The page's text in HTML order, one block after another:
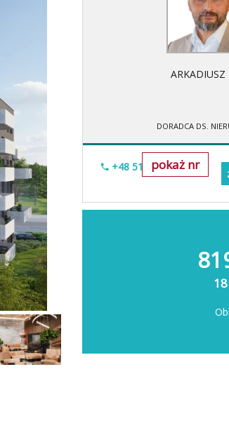
ARKADIUSZ
DORADCA DS.
pokaż nr
+48 518-706-552